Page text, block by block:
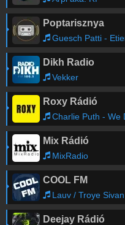
Poptarisznya
Guesch Patti -
Dikh Radio
Vekker
Roxy Rádió
Charlie Puth - We
Mix Rádió
MixRadio
COOL FM
Lauv / Troye
Deejay Rádió